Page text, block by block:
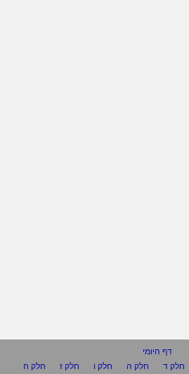
דף היומי
חלק ד חלק ה חלק ו חלק ז
חלק ח